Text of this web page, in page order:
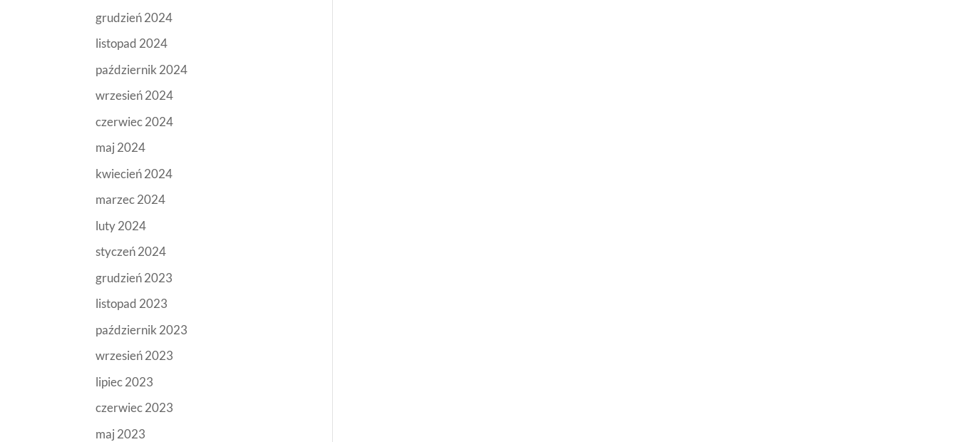
grudzień 2024
listopad 2024
październik 2024
wrzesień 2024
czerwiec 2024
maj 2024
kwiecień 2024
marzec 2024
luty 2024
styczeń 2024
grudzień 2023
listopad 2023
październik 2023
wrzesień 2023
lipiec 2023
czerwiec 2023
maj 2023